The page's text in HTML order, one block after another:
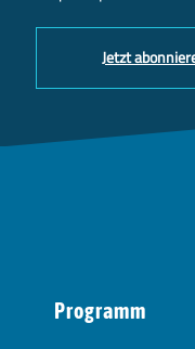
Jetzt
Programm